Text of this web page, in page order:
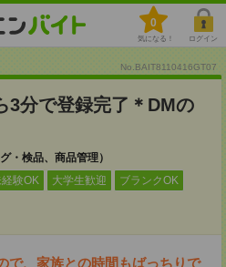
0
気になる！ ログイン
No.BAIT8110416GT07
3分で登録完了＊DMの
・検品、商品管理）
験OK 大学生歓迎 ブランクOK
で、家族との時間もばっちりで